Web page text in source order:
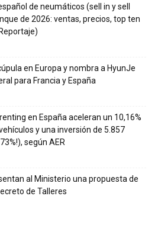
de neumáticos (sell in y sell
de 2026: ventas, precios, top ten
en Europa y nombra a HyunJe
para Francia y España
en España aceleran un 10,16%
y una inversión de 5.857
según AER
al Ministerio una propuesta de
de Talleres